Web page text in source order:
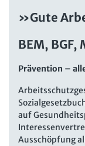
Arbeitszeit online
KI-Praxis
JAV-Praxis online
Newsletter
Abo
mein Bund-
Presse
»Gute
BEM, BGF,
Prävention –
auf
Ausschöpfung